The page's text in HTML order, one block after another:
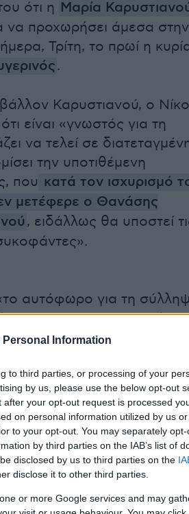
Personal Information
to third parties, or processing of your
by us, please use the below opt-out
your opt-out request is processed
on personal information utilized by us
to your opt-out. You may separately
by third parties on the IAB’s list of
disclosed by us to third parties on the
disclose it to other third parties.
or more Google services and may
ότι η Μαρία
προχωρήσει άμεσα στην
Τρίτη, το πρωί η
.
Καρυστιανού, ο
είναι «γνωστός για τη
να τελεί σε
την υποτιθέμενη
που κατά τον ισχυρισμό
μετέφερε ο Θανάσης
, ειδάλλως θα υποστεί
αυτόφωρο για τη
στις 12:00 το μεσημέρι».
διεύθυνση της κατοικίας
Πολίτη άραγε γνωρίζει
του σε Προστασίας
της Μαρίας
οι δικηγόροι